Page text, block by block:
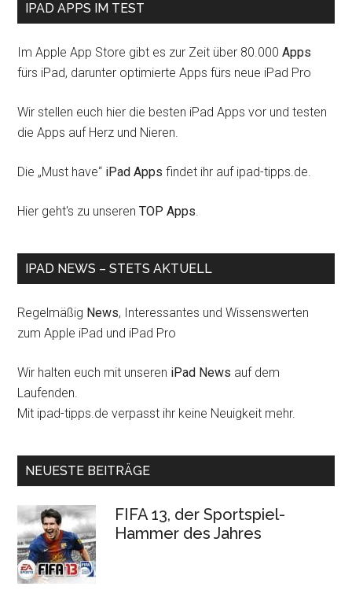
IPAD APPS IM TEST
Im Apple App Store gibt es zur Zeit über 80.000Apps
fürs iPad, darunter optimierte Apps fürs neue iPad Pro
Wir stellen euch hier die besten iPad Apps vor und testen
die Apps auf Herz und Nieren.
Die „Must have“ iPad Apps findet ihr auf ipad-tipps.de.
Hier geht's zu unserenTOP Apps.
IPAD NEWS – STETS AKTUELL
Regelmäßig News, Interessantes und Wissenswerten
zum Apple iPad und iPad Pro
Wir halten euch mit unseren iPad News auf dem
Laufenden.
Mit ipad-tipps.de verpasst ihr keine Neuigkeit mehr.
NEUESTE BEITRÄGE
FIFA 13, der Sportspiel-
Hammer des Jahres